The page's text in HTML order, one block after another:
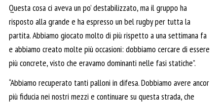
Questa cosa ci aveva un po’ destabilizzato, ma il gruppo ha
risposto alla grande e ha espresso un bel rugby per tutta la
partita. Abbiamo giocato molto di più rispetto a una settimana fa
e abbiamo creato molte più occasioni: dobbiamo cercare di essere
più concrete, visto che eravamo dominanti nelle fasi statiche”.
“Abbiamo recuperato tanti palloni in difesa. Dobbiamo avere ancor
più fiducia nei nostri mezzi e continuare su questa strada, che